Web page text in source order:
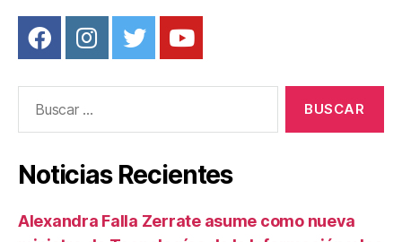
Noticias Recientes
Alexandra Falla Zerrate asume como nueva